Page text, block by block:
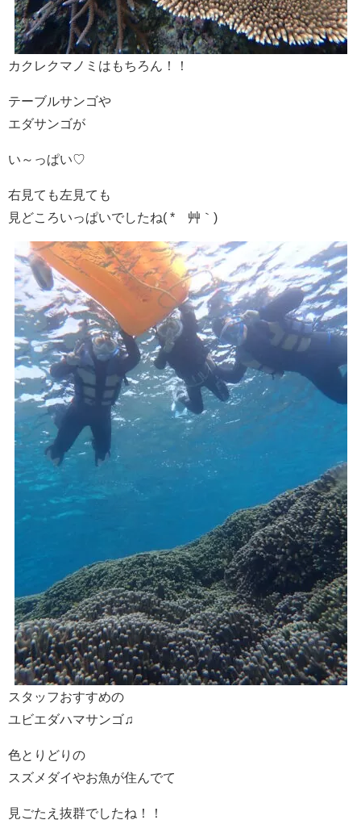
カクレクマノミはもちろん！！
テーブルサンゴや
エダサンゴが
い～っぱい♡
右見ても左見ても
見どころいっぱいでしたね( *´艸｀)
スタッフおすすめの
ユビエダハマサンゴ♫
色とりどりの
スズメダイやお魚が住んでて
見ごたえ抜群でしたね！！